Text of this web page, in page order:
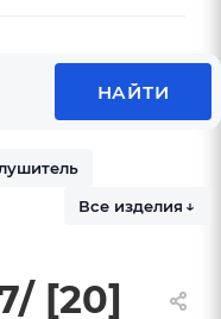
Все изделия ↓
[20]